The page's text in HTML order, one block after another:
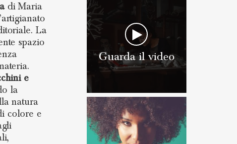
di Maria
La
spazio
e
la
natura
colore e
Guarda il video